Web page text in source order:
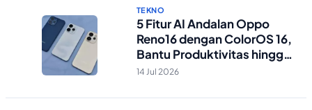
TEKNO
5 Fitur AI Andalan Oppo
Reno16 dengan ColorOS 16,
Bantu Produktivitas hingga
Edit Foto Lebih Praktis
14 Jul 2026